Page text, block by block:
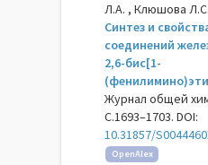
Л.А. , Клюшова
Синтез и
соединений
2,6-бис[1-
Журнал общей
С.1693–1703. DOI:
10.31857/
OpenAlex